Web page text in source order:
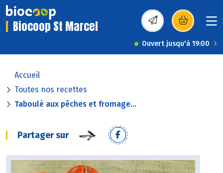
Biocoop St Marcel (s’ouvre dans une
Ouvert jusqu'à 19:00
Accueil
Toutes nos recettes
Taboulé aux pêches et fromage...
Partager sur